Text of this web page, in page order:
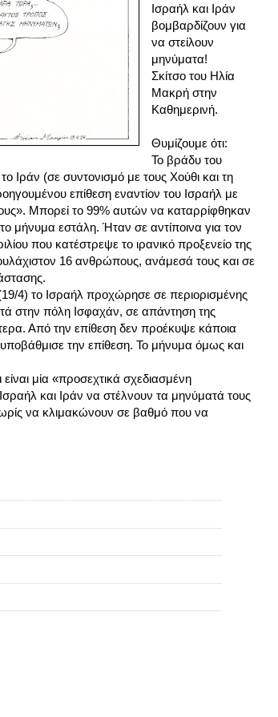
Ισραήλ και Ιράν
βομβαρδίζουν για
να στείλουν
μηνύματα!
Σκίτσο του Ηλία
Μακρή στην
Καθημερινή.
Θυμίζουμε ότι:
Το βράδυ του
Ιράν (σε συντονισμό με τους Χούθι και τη
επίθεση εναντίον του Ισραήλ με
Μπορεί το 99% αυτών να καταρρίφθηκαν
μήνυμα εστάλη. Ήταν σε αντίποινα για τον
που κατέστρεψε το ιρανικό προξενείο της
16 ανθρώπους, ανάμεσά τους και σε
4) το Ισραήλ προχώρησε σε περιορισμένης
στην πόλη Ισφαχάν, σε απάντηση της
Από την επίθεση δεν προέκυψε κάποια
την επίθεση. Το μήνυμα όμως και
μία «προσεχτικά σχεδιασμένη
και Ιράν να στέλνουν τα μηνύματά τους
να κλιμακώνουν σε βαθμό που να